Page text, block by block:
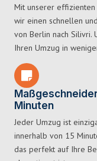
Mit unserer
wir einen schnellen
von Berlin nach Silivri.
Ihren Umzug in
Minuten
Jeder Umzug ist
innerhalb von 15
das perfekt auf Ihre